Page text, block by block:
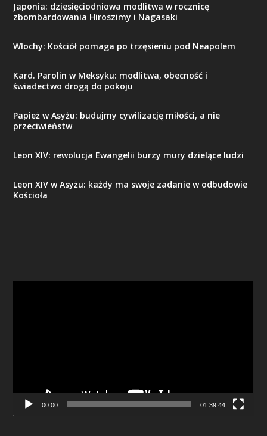
Japonia: dziesięciodniowa modlitwa w rocznicę
zbombardowania Hiroszimy i Nagasaki
Włochy: Kościół pomaga po trzęsieniu pod Neapolem
Kard. Parolin w Meksyku: modlitwa, obecność i
świadectwo drogą do pokoju
Papież w Asyżu: budujmy cywilizację miłości, a nie
przeciwieństw
Leon XIV: rewolucja Ewangelii burzy mury dzielące ludzi
Leon XIV w Asyżu: każdy ma swoje zadanie w odbudowie
Kościoła
00:00 01:39:44